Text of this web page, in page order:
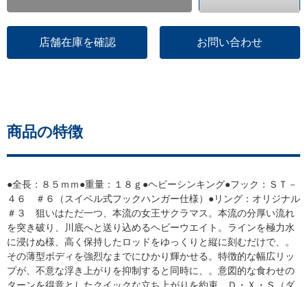
店舗在庫を確認 お問い合わせ
商品の特徴
●全長：８５ｍｍ●重量：１８ｇ●ヘビーシンキング●フック：ＳＴ－
４６ ＃６（スイベル式フックハンガー仕様）●リング：オリジナル
＃３ 狙いはただ一つ、本流の女王サクラマス。本流の分厚い流れ
を突き破り、川底へと送り込めるヘビーウエイト。ラインを極力水
に浸けぬ様、高く保持したロッドをゆっくりと縦に刻むだけで、。
その薄型ボディを強烈なまでにひかり輝かせる。特徴的な幅広リッ
プが、不意な浮き上がりを抑制すると同時に、。意図的な食わせの